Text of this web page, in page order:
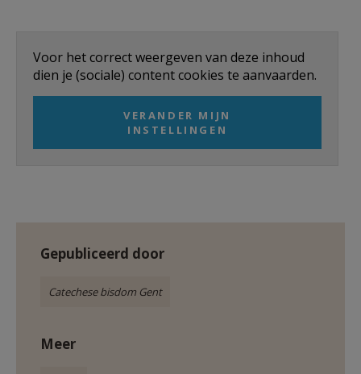
Voor het correct weergeven van deze inhoud
dien je (sociale) content cookies te aanvaarden.
VERANDER MIJN
INSTELLINGEN
Gepubliceerd door
Catechese bisdom Gent
Meer